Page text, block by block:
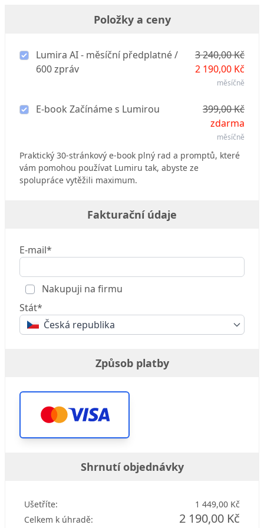
Položky a ceny
Lumira AI - měsíční předplatné /
600 zpráv
3 240,00 Kč
2 190,00 Kč
měsíčně
E-book Začínáme s Lumirou
399,00 Kč
zdarma
měsíčně
Praktický 30-stránkový e-book plný rad a promptů, které
vám pomohou používat Lumiru tak, abyste ze
spolupráce vytěžili maximum.
Fakturační údaje
E-mail*
Nakupuji na firmu
Stát*
Česká republika
Způsob platby
Shrnutí objednávky
Ušetříte:
1 449,00 Kč
Celkem k úhradě:
2 190,00 Kč